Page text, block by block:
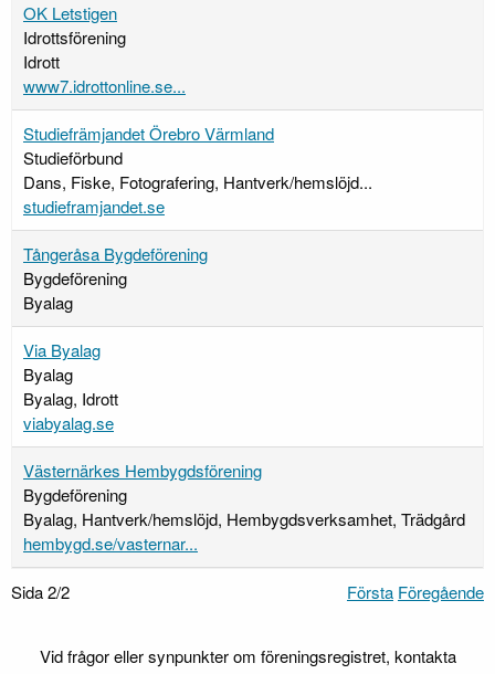
OK Letstigen
Idrottsförening
Idrott
www7.idrottonline.se...
Studiefrämjandet Örebro Värmland
Studieförbund
Dans, Fiske, Fotografering, Hantverk/hemslöjd...
studieframjandet.se
Tångeråsa Bygdeförening
Bygdeförening
Byalag
Via Byalag
Byalag
Byalag, Idrott
viabyalag.se
Västernärkes Hembygdsförening
Bygdeförening
Byalag, Hantverk/hemslöjd, Hembygdsverksamhet, Trädgård
hembygd.se/vasternar...
Sida 2/2 Första Föregående
Vid frågor eller synpunkter om föreningsregistret, kontakta